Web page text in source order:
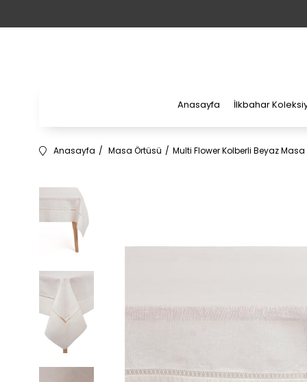
Anasayfa İlkbahar
Anasayfa Masa Örtüsü Multi Flower Kolberli Beyaz